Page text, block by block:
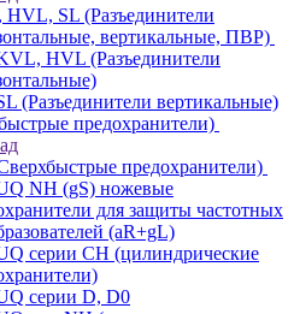
SL (Разъединители
вертикальные, ПВР)
HVL (Разъединители
(Разъединители вертикальные)
предохранители)
предохранители)
NH (gS) ножевые
для защиты частотных
(aR+gL)
серии CH (цилиндрические
серии D, D0